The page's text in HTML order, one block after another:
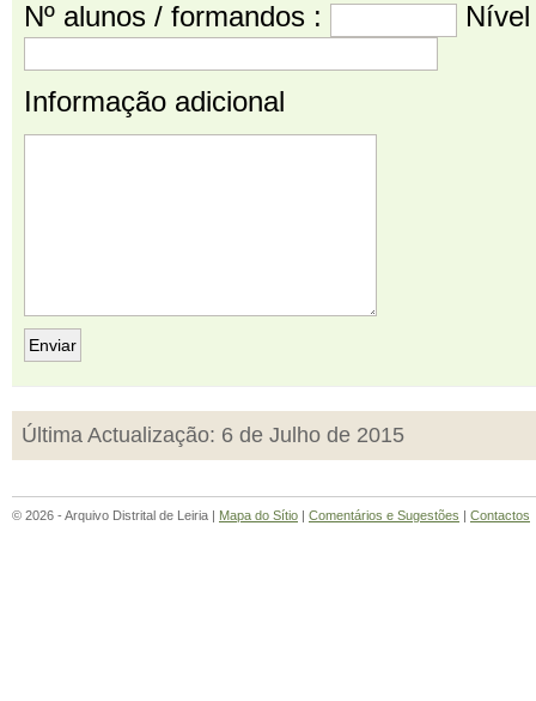
Nº alunos / formandos :
Informação adicional
Última Actualização: 6 de Julho de 2015
© 2026 - Arquivo Distrital de Leiria | Mapa do Sítio | Comentários e Sugestões | Contactos